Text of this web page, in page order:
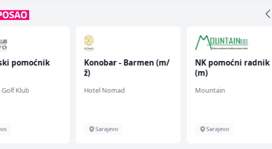
pomoćnik
Klub
Konobar - Barmen (m/
ž)
Hotel Nomad
Sarajevo
NK pomoćni radnik
(m)
Mountain
Sarajevo